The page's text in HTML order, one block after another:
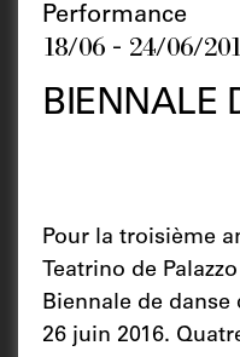
Performance
18/06 - 24/06/
BIENNALE
Pour la troisième
Teatrino de
Biennale de danse
26 juin 2016.